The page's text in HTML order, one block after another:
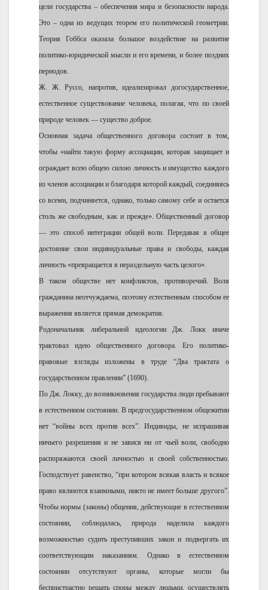
цели государства – обеспечения мира и безопасности народа.
Это – одна из ведущих теорем его политической геометрии.
Теория Гоббса оказала большое воздействие на развитие
политико-юридической мысли и его времени, и более поздних
периодов.
Ж. Ж. Руссо, напротив, идеализировал догосударственное,
естественное существование человека, полагая, что по своей
природе человек — существо доброе.
Основная задача общественного договора состоит в том,
чтобы «найти такую форму ассоциации, которая защищает и
ограждает всею общею силою личность и имущество каждого
из членов ассоциации и благодаря которой каждый, соединяясь
со всеми, подчиняется, однако, только самому себе и остается
столь же свободным, как и прежде». Общественный договор
— это способ интеграции общей воли. Передавая в общее
достояние свои индивидуальные права и свободы, каждая
личность «превращается в нераздельную часть целого».
В таком обществе нет конфликтов, противоречий. Воля
гражданина неотчуждаема, поэтому естественным способом ее
выражения является прямая демократия.
Родоначальник либеральной идеологии Дж. Локк иначе
трактовал идею общественного договора. Его политико-
правовые взгляды изложены в труде “Два трактата о
государственном правлении” (1690).
По Дж. Локку, до возникновения государства люди пребывают
в естественном состоянии. В предгосударственном общежитии
нет “войны всех против всех”. Индивиды, не испрашивая
ничьего разрешения и не завися ни от чьей воли, свободно
распоряжаются своей личностью и своей собственностью.
Господствует равенство, “при котором всякая власть и всякое
право являются взаимными, никто не имеет больше другого”.
Чтобы нормы (законы) общения, действующие в естественном
состоянии, соблюдалась, природа наделила каждого
возможностью судить преступивших закон и подвергать их
соответствующим наказаниям. Однако в естественном
состоянии отсутствуют органы, которые могли бы
беспристрастно решать споры между людьми, осуществлять